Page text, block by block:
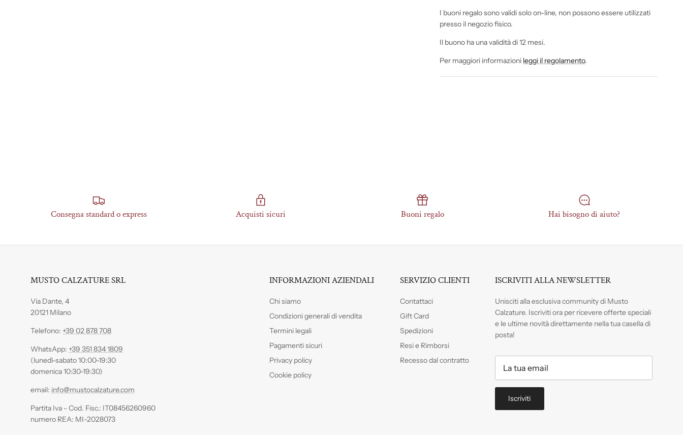
I buoni regalo sono validi solo on-line, non possono essere utilizzati
presso il negozio fisico.
Il buono ha una validità di 12 mesi.
Per maggiori informazioni leggi il regolamento.
Consegna standard o express Acquisti sicuri Buoni regalo Hai bisogno di aiuto?
MUSTO CALZATURE SRL
Via Dante, 4
20121 Milano
Telefono: +39 02 878 708
WhatsApp: +39 351 834 1809
(lunedì-sabato 10:00-19:30
domenica 10:30-19:30)
email: info@mustocalzature.com
Partita Iva - Cod. Fisc.: IT08456260960
numero REA: MI-2028073
INFORMAZIONI AZIENDALI
Chi siamo
Condizioni generali di vendita
Termini legali
Pagamenti sicuri
Privacy policy
Cookie policy
SERVIZIO CLIENTI
Contattaci
Gift Card
Spedizioni
Resi e Rimborsi
Recesso dal contratto
ISCRIVITI ALLA NEWSLETTER
Unisciti alla esclusiva community di Musto
Calzature. Iscrivitiora per ricevere offerte speciali
e le ultime novità direttamente nella tua casella di
posta!
Iscriviti